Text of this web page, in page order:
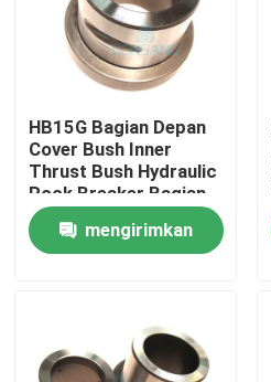
Rumah
HB15G Bagian Depan
Cover Bush Inner
Thrust Bush Hydraulic
Rock Breaker Bagian
DS10B
mengirimkan